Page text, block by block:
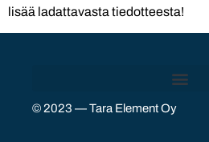
lisää ladattavasta tiedotteesta!
© 2023 — Tara Element Oy